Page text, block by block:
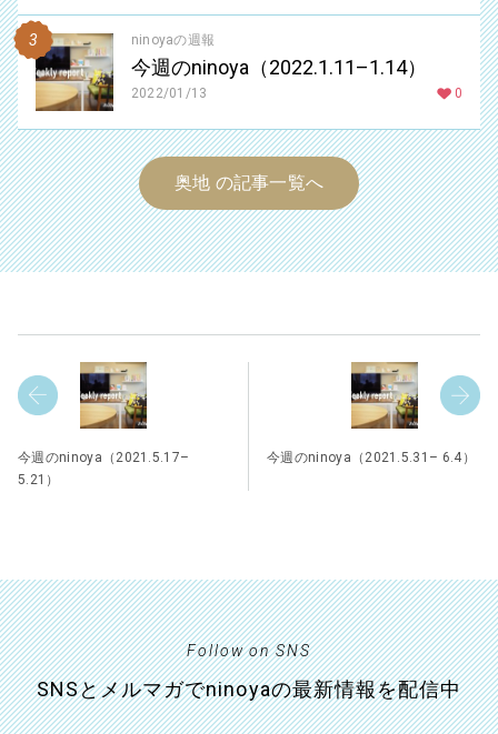
ninoyaの週報
今週のninoya（2022.1.11–1.14）
2022/01/13 0
奥地 の記事一覧へ
今週のninoya（2021.5.17–
5.21）
今週のninoya（2021.5.31– 6.4）
Follow on SNS
SNSとメルマガでninoyaの最新情報を配信中